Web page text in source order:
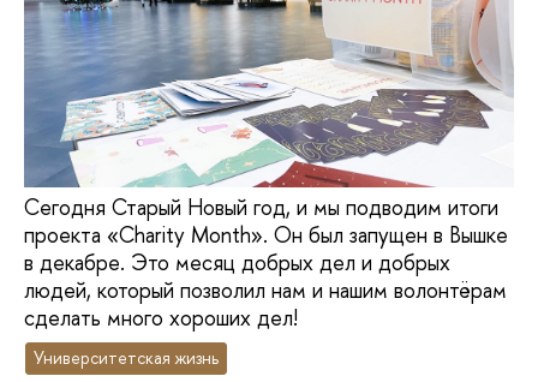
Сегодня Старый Новый год, и мы подводим итоги
проекта «Charity Month». Он был запущен в Вышке
в декабре. Это месяц добрых дел и добрых
людей, который позволил нам и нашим волонтёрам
сделать много хороших дел!
Университетская жизнь